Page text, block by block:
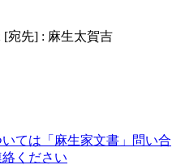
[宛先] : 麻生太賀吉
ては「麻生家文書」問い合
ください